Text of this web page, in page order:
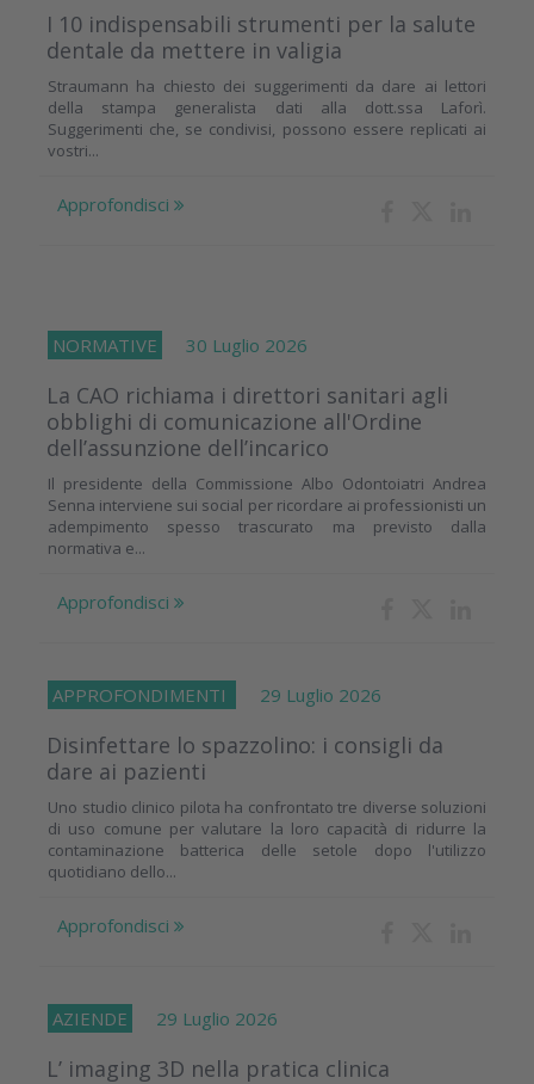
I 10 indispensabili strumenti per la salute
dentale da mettere in valigia
Straumann ha chiesto dei suggerimenti da dare ai lettori
della stampa generalista dati alla dott.ssa Laforì.
Suggerimenti che, se condivisi, possono essere replicati ai
vostri...
Approfondisci
NORMATIVE 30 Luglio 2026
La CAO richiama i direttori sanitari agli
obblighi di comunicazione all'Ordine
dell’assunzione dell’incarico
Il presidente della Commissione Albo Odontoiatri Andrea
Senna interviene sui social per ricordare ai professionisti un
adempimento spesso trascurato ma previsto dalla
normativa e...
Approfondisci
APPROFONDIMENTI 29 Luglio 2026
Disinfettare lo spazzolino: i consigli da
dare ai pazienti
Uno studio clinico pilota ha confrontato tre diverse soluzioni
di uso comune per valutare la loro capacità di ridurre la
contaminazione batterica delle setole dopo l'utilizzo
quotidiano dello...
Approfondisci
AZIENDE 29 Luglio 2026
L’ imaging 3D nella pratica clinica